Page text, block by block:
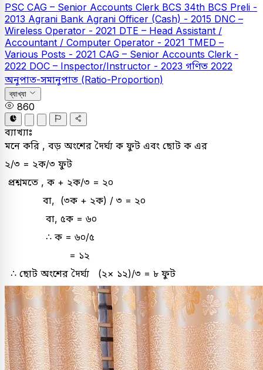
PSC CAG – Senior Accounts Clerk BCS 34th BCS Preli -
2013 Agrani Bank Agrani Officer (Cash) - 2015 DNC –
Wireless Operator - 2021 DTE – Head Assistant /
Accountant / Computer Operator - 2021 TMED –
Various Posts - 2021 CAG – Senior Accounts Clerk -
2022 DOC – Inspector/Instructor - 2023 গণিত 2022
অনুপাত-সমানুপাত (Ratio-Proportion)
ব্যাখ্যা
860
ব্যাখ্যাঃ
মনে করি , বড় অংশের দৈর্ঘ্য ক ফুট এবং ছোট ক এর
২/৩ = ২ক/৩ ফুট
প্রশ্নমতে , ক + ২ক/৩ = ২০
বা, (৩ক + ২ক) / ৩ = ২০
বা, ৫ক = ৬০
∴ ক = ৬০/৫
= ১২
∴ ছোট অংশের দৈর্ঘ্য (২× ১২)/৩ = ৮ ফুট